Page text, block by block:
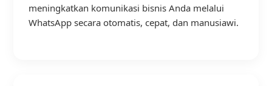
meningkatkan komunikasi bisnis Anda melalui
WhatsApp secara otomatis, cepat, dan manusiawi.